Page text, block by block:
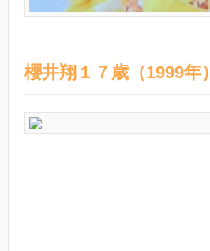
櫻井翔１７歳（1999年）